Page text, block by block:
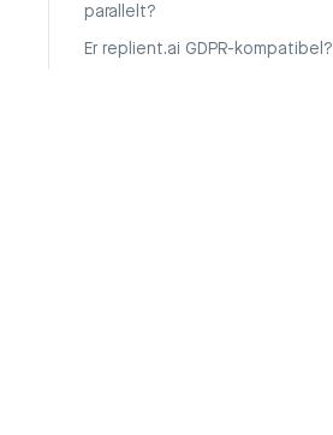
parallelt?
Er replient.ai GDPR-kompatibel?